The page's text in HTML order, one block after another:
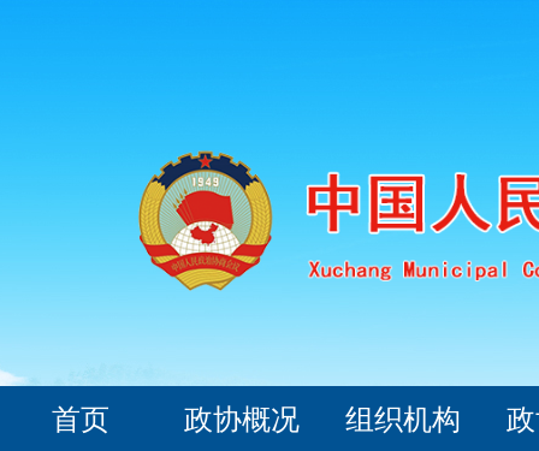
首页 政协概况 组织机构